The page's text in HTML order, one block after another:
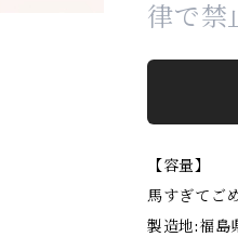
律で禁
【容量】
馬すぎてご
製造地:福島